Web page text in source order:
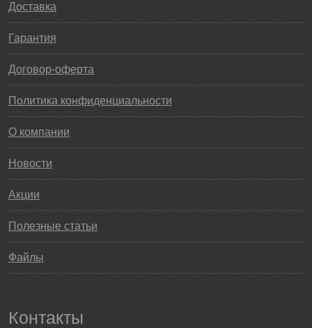
Доставка
Гарантия
Договор-оферта
Политика конфиденциальности
О компании
Новости
Акции
Полезные статьи
Файлы
Контакты